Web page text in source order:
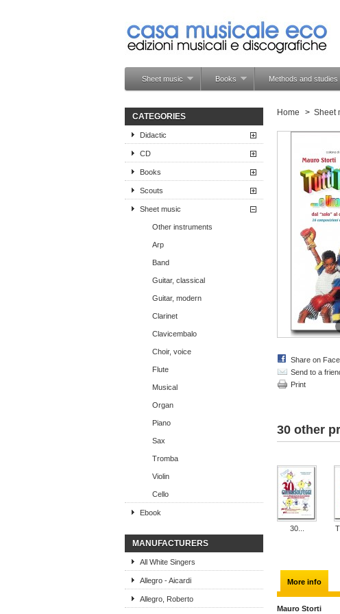
Sheet music Books Methods and studies
CATEGORIES
Didactic
CD
Books
Scouts
Sheet music
Other instruments
Arp
Band
Guitar, classical
Guitar, modern
Clarinet
Clavicembalo
Choir, voice
Flute
Musical
Organ
Piano
Sax
Tromba
Violin
Cello
Ebook
MANUFACTURERS
All White Singers
Allegro - Aicardi
Allegro, Roberto
Home > Sheet
Share on
Send to a
Print
30 other
30...
More info
Mauro Storti